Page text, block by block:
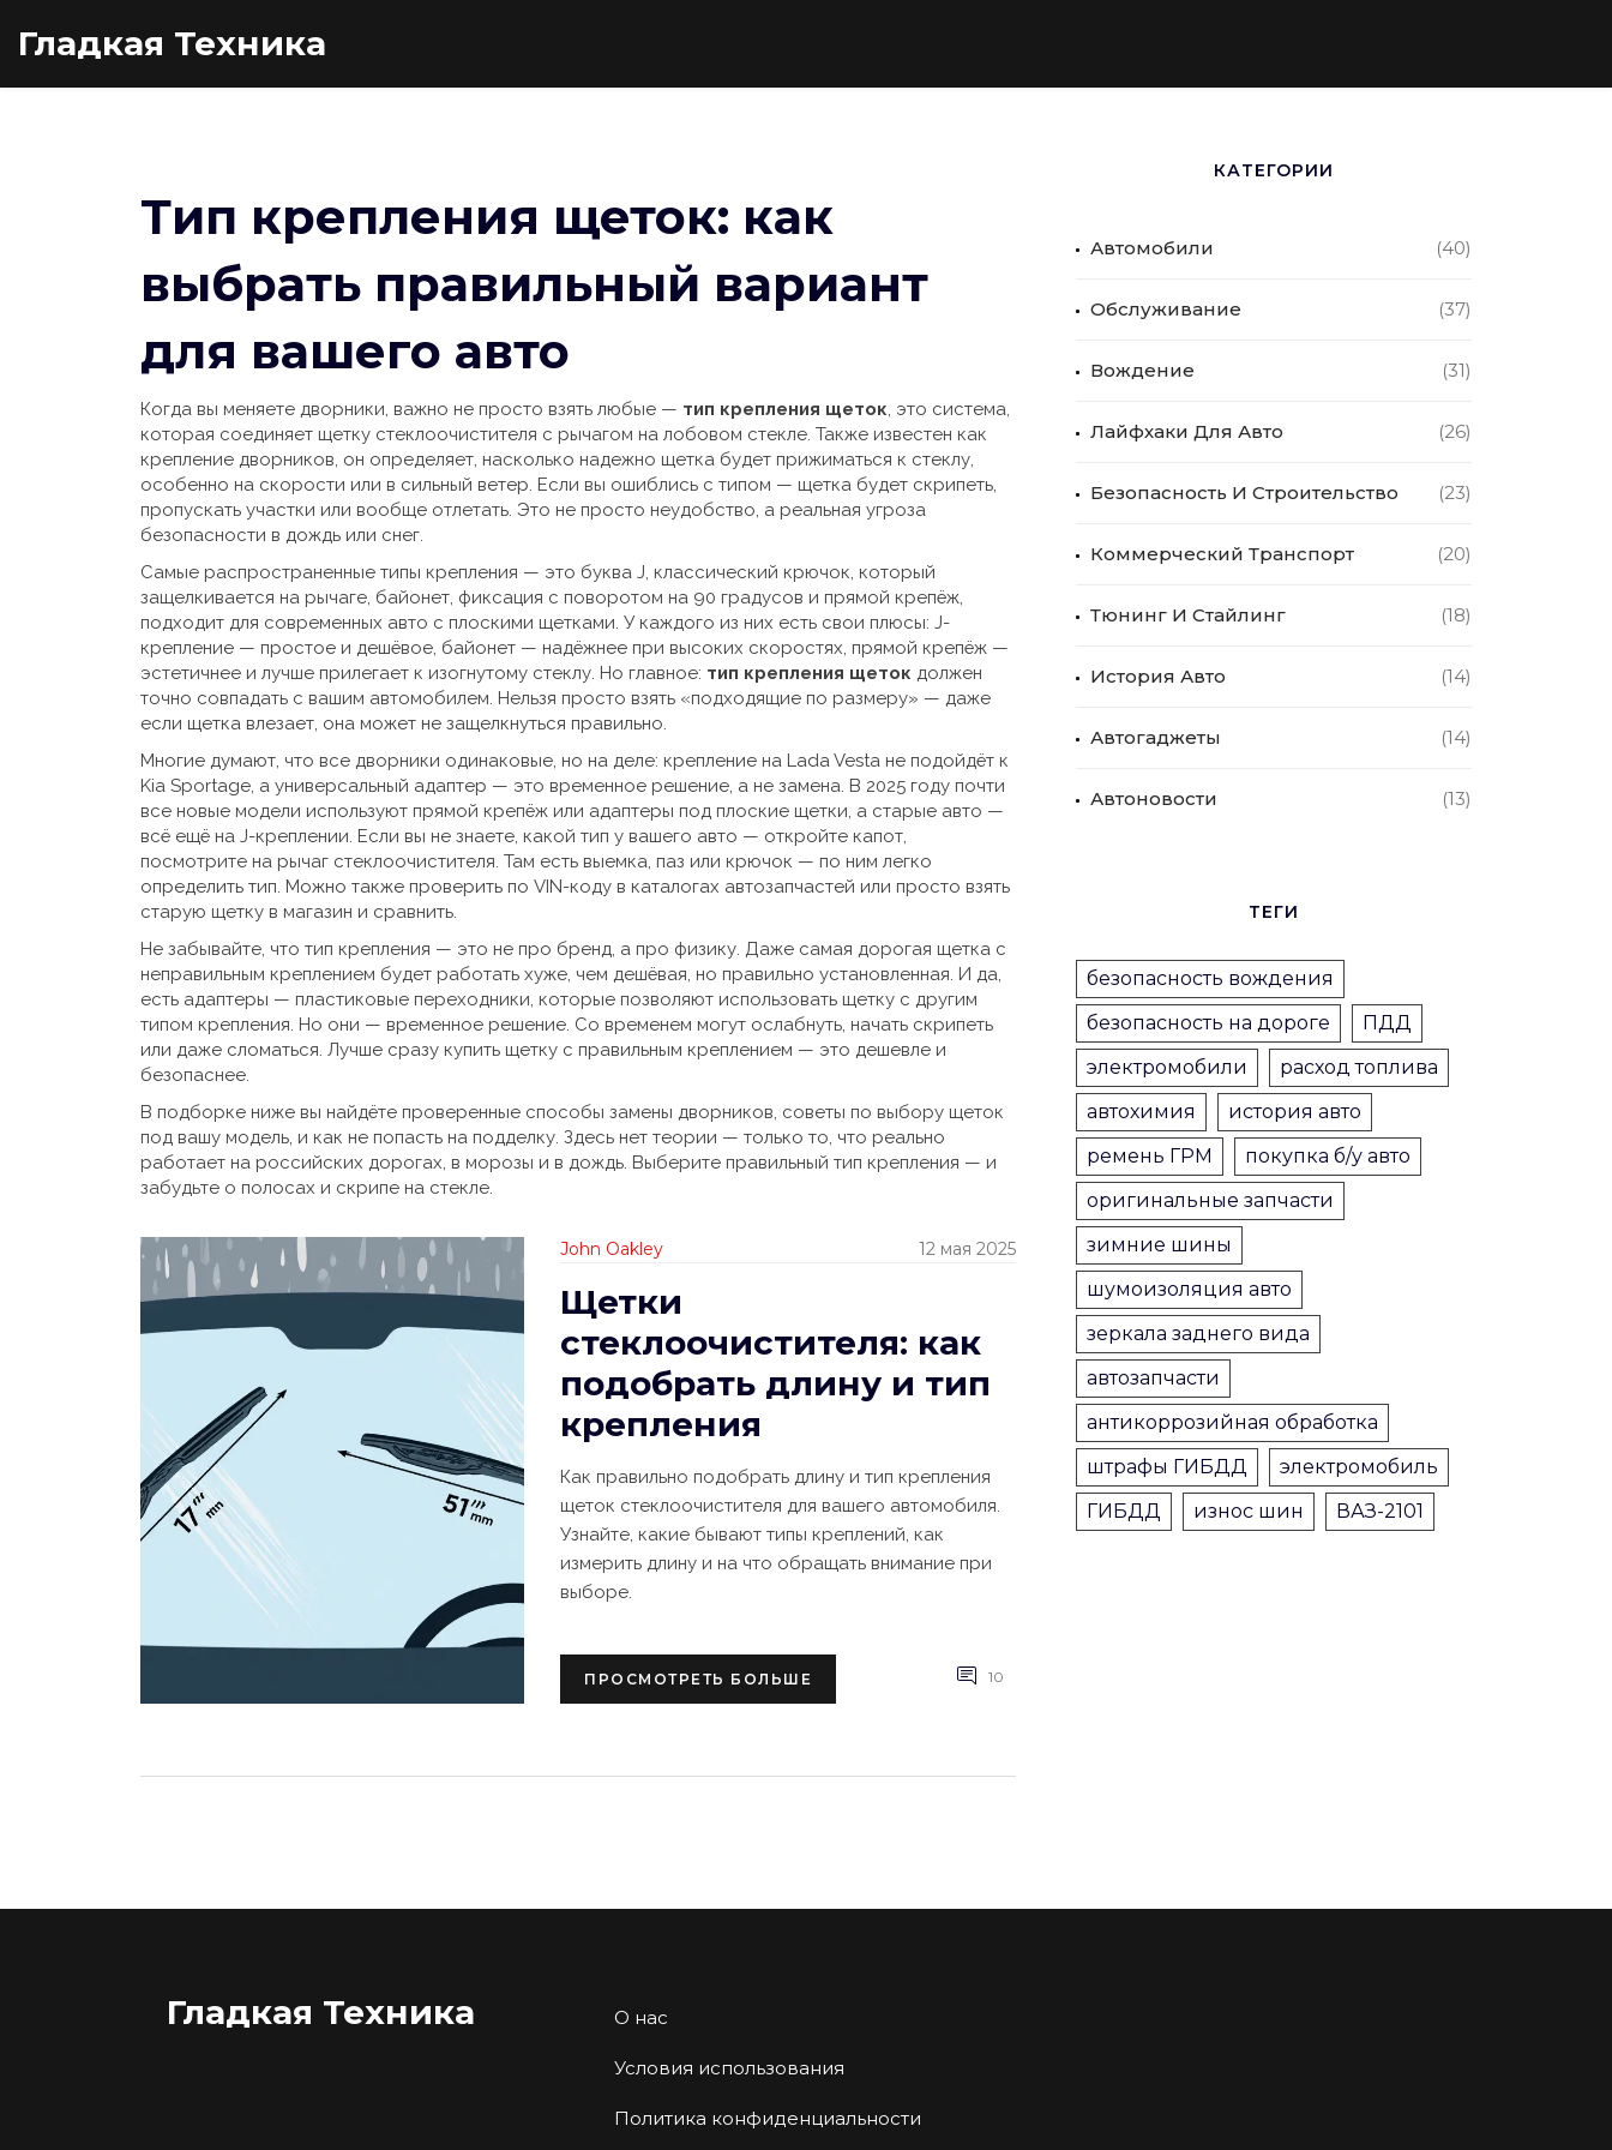
Гладкая Техника
Тип крепления щеток: как
выбрать правильный вариант
для вашего авто
Когда вы меняете дворники, важно не просто взять любые — тип крепления щеток, это система,
которая соединяет щетку стеклоочистителя с рычагом на лобовом стекле. Также известен как
крепление дворников, он определяет, насколько надежно щетка будет прижиматься к стеклу,
особенно на скорости или в сильный ветер. Если вы ошиблись с типом — щетка будет скрипеть,
пропускать участки или вообще отлетать. Это не просто неудобство, а реальная угроза
безопасности в дождь или снег.
Самые распространенные типы крепления — это буква J, классический крючок, который
защелкивается на рычаге, байонет, фиксация с поворотом на 90 градусов и прямой крепёж,
подходит для современных авто с плоскими щетками. У каждого из них есть свои плюсы: J-
крепление — простое и дешёвое, байонет — надёжнее при высоких скоростях, прямой крепёж —
эстетичнее и лучше прилегает к изогнутому стеклу. Но главное: тип крепления щеток должен
точно совпадать с вашим автомобилем. Нельзя просто взять «подходящие по размеру» — даже
если щетка влезает, она может не защелкнуться правильно.
Многие думают, что все дворники одинаковые, но на деле: крепление на Lada Vesta не подойдёт к
Kia Sportage, а универсальный адаптер — это временное решение, а не замена. В 2025 году почти
все новые модели используют прямой крепёж или адаптеры под плоские щетки, а старые авто —
всё ещё на J-креплении. Если вы не знаете, какой тип у вашего авто — откройте капот,
посмотрите на рычаг стеклоочистителя. Там есть выемка, паз или крючок — по ним легко
определить тип. Можно также проверить по VIN-коду в каталогах автозапчастей или просто взять
старую щетку в магазин и сравнить.
Не забывайте, что тип крепления — это не про бренд, а про физику. Даже самая дорогая щетка с
неправильным креплением будет работать хуже, чем дешёвая, но правильно установленная. И да,
есть адаптеры — пластиковые переходники, которые позволяют использовать щетку с другим
типом крепления. Но они — временное решение. Со временем могут ослабнуть, начать скрипеть
или даже сломаться. Лучше сразу купить щетку с правильным креплением — это дешевле и
безопаснее.
В подборке ниже вы найдёте проверенные способы замены дворников, советы по выбору щеток
под вашу модель, и как не попасть на подделку. Здесь нет теории — только то, что реально
работает на российских дорогах, в морозы и в дождь. Выберите правильный тип крепления — и
забудьте о полосах и скрипе на стекле.
John Oakley 12 мая 2025
Щетки
стеклоочистителя: как
подобрать длину и тип
крепления
Как правильно подобрать длину и тип крепления
щеток стеклоочистителя для вашего автомобиля.
Узнайте, какие бывают типы креплений, как
измерить длину и на что обращать внимание при
выборе.
ПРОСМОТРЕТЬ БОЛЬШЕ 10
КАТЕГОРИИ
Автомобили (40)
Обслуживание (37)
Вождение (31)
Лайфхаки Для Авто (26)
Безопасность И Строительство (23)
Коммерческий Транспорт (20)
Тюнинг И Стайлинг (18)
История Авто (14)
Автогаджеты (14)
Автоновости (13)
ТЕГИ
безопасность вождения
безопасность на дороге
ПДД
электромобили
расход топлива
автохимия
история авто
ремень ГРМ
покупка б/у авто
оригинальные запчасти
зимние шины
шумоизоляция авто
зеркала заднего вида
автозапчасти
антикоррозийная обработка
штрафы ГИБДД
электромобиль
ГИБДД
износ шин ВАЗ-2101
Гладкая Техника О нас
Условия использования
Политика конфиденциальности